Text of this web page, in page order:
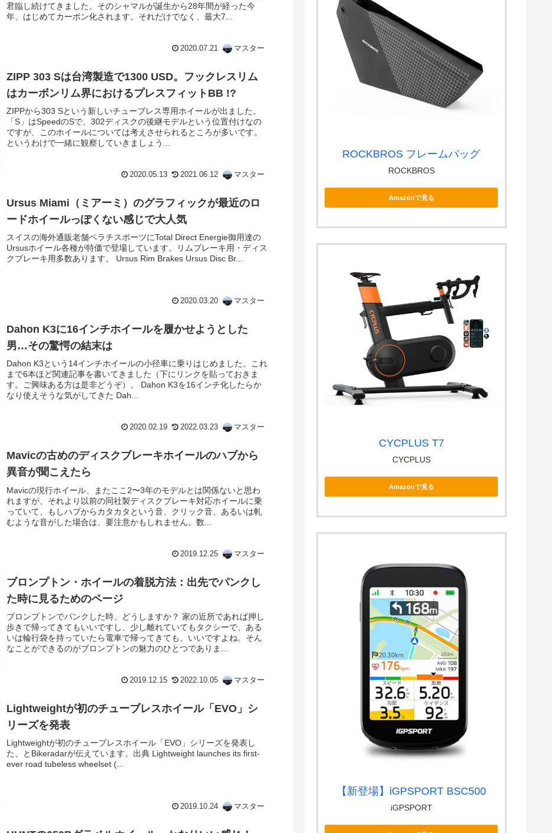
君臨し続けてきました。そのシャマルが誕生から28年間が経った今
年、はじめてカーボン化されます。それだけでなく、最大7...
2020.07.21 マスター
ZIPP 303 Sは台湾製造で1300 USD。フックレスリム
はカーボンリム界におけるプレスフィットBB !?
ZIPPから303 Sという新しいチューブレス専用ホイールが出ました。
「S」はSpeedのSで、302ディスクの後継モデルという位置付けなの
ですが、このホイールについては考えさせられるところが多いです。
というわけで一緒に観察していきましょう...
2020.05.13 2021.06.12 マスター
Ursus Miami（ミアーミ）のグラフィックが最近のロ
ードホイールっぽくない感じで大人気
スイスの海外通販老舗ベラチスポーツにTotal Direct Energie御用達の
Ursusホイール各種が特価で登場しています。リムブレーキ用・ディス
クブレーキ用多数あります。 Ursus Rim Brakes Ursus Disc Br...
2020.03.20 マスター
Dahon K3に16インチホイールを履かせようとした
男…その驚愕の結末は
Dahon K3という14インチホイールの小径車に乗りはじめました。これ
まで6本ほど関連記事を書いてきました（下にリンクを貼っておきま
す。ご興味ある方は是非どうぞ）。 Dahon K3を16インチ化したらか
なり使えそうな気がしてきた Dah...
2020.02.19 2022.03.23 マスター
Mavicの古めのディスクブレーキホイールのハブから
異音が聞こえたら
Mavicの現行ホイール、またここ2〜3年のモデルとは関係ないと思わ
れますが、それより以前の同社製ディスクブレーキ対応ホイールに乗
っていて、もしハブからカタカタという音、クリック音、あるいは軋
むような音がした場合は、要注意かもしれません。数...
2019.12.25 マスター
ブロンプトン・ホイールの着脱方法：出先でパンクし
た時に見るためのページ
ブロンプトンでパンクした時、どうしますか？ 家の近所であれば押し
歩きで帰ってきてもいいですし、少し離れていてもタクシーで、ある
いは輪行袋を持っていたら電車で帰ってきても、いいですよね。そん
なことができるのがブロンプトンの魅力のひとつでありま...
2019.12.15 2022.10.05 マスター
Lightweightが初のチューブレスホイール「EVO」シ
リーズを発表
Lightweightが初のチューブレスホイール「EVO」シリーズを発表し
た、とBikeradarが伝えています。出典 Lightweight launches its first-
ever road tubeless wheelset (...
2019.10.24 マスター
ROCKBROS フレームバッグ
ROCKBROS
Amazonで見る
CYCPLUS T7
CYCPLUS
Amazonで見る
【新登場】iGPSPORT BSC500
iGPSPORT